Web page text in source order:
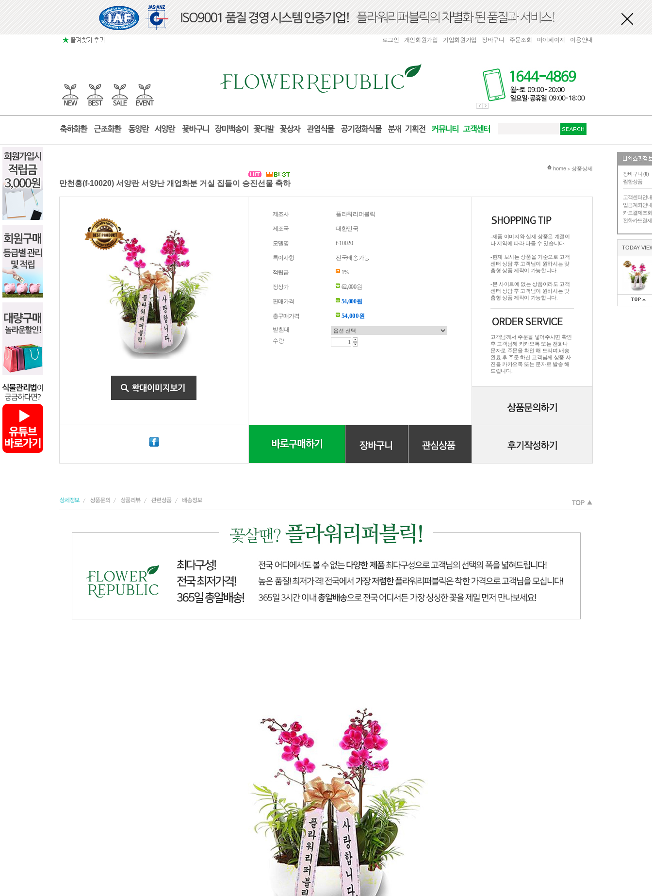
장바구니 (0)
찜한상품
고객센터안내
입금계좌안내
카드결제조회
전화카드결제
TODAY
로그인 개인회원가입 기업회원가입 장바구니 주문조회 마이페이지 이용안내
현재 위치
home > 상품상세
만천홍(f-10020) 서양란 서양난 개업화분 거실 집들이 승진선물 축하
제조사 플라워리퍼블릭
제조국 대한민국
모델명 f-10020
특이사항 전국배송가능
적립금 1%
정상가 62,000원
판매가격 54,000원
총구매가격 54,000원
받침대
수량
-제품 이미지와 실제 상품은 계절이
나 지역에 따라 다를 수 있습니다.
-현재 보시는 상품을 기준으로 고객
센터 상담 후 고객님이 원하시는 맞
춤형 상품 제작이 가능합니다.
-본 사이트에 없는 상품이라도 고객
센터 상담 후 고객님이 원하시는 맞
춤형 상품 제작이 가능합니다.
고객님께서 주문을 넣어주시면 확인
후 고객님께 카카오톡 또는 전화나
문자로 주문을 확인 해 드리며.배송
완료 후 주문 하신 고객님께 상품 사
진을 카카오톡 또는 문자로 발송 해
드립니다.